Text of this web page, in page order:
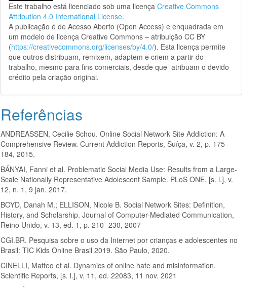
Este trabalho está licenciado sob uma licençaCreative Commons
Attribution 4.0 International License.
A publicação é de Acesso Aberto (Open Access) e enquadrada em
um modelo de licença Creative Commons – atribuição CC BY
(https://creativecommons.org/licenses/by/4.0/). Esta licença permite
que outros distribuam, remixem, adaptem e criem a partir do
trabalho, mesmo para fins comerciais, desde que atribuam o devido
crédito pela criação original.
Referências
ANDREASSEN, Cecilie Schou. Online Social Network Site Addiction: A
Comprehensive Review. Current Addiction Reports, Suíça, v. 2, p. 175–
184, 2015.
BÁNYAI, Fanni et al. Problematic Social Media Use: Results from a Large-
Scale Nationally Representative Adolescent Sample. PLoS ONE, [s. l.], v.
12, n. 1, 9 jan. 2017.
BOYD, Danah M.; ELLISON, Nicole B. Social Network Sites: Definition,
History, and Scholarship. Journal of Computer-Mediated Communication,
Reino Unido, v. 13, ed. 1, p. 210- 230, 2007
CGI.BR. Pesquisa sobre o uso da Internet por crianças e adolescentes no
Brasil: TIC Kids Online Brasil 2019. São Paulo, 2020.
CINELLI, Matteo et al. Dynamics of online hate and misinformation.
Scientific Reports, [s. l.], v. 11, ed. 22083, 11 nov. 2021